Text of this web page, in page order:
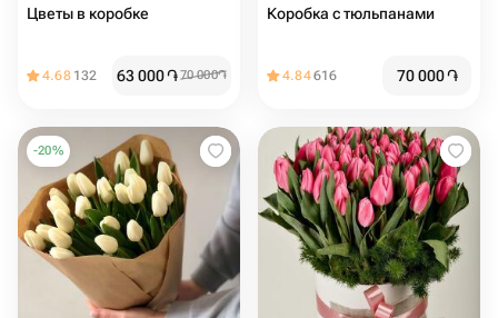
Цветы в коробке
4.68 132 63 000֏70 000֏
Коробка с тюльпанами
4.84616 70 000֏
-20%